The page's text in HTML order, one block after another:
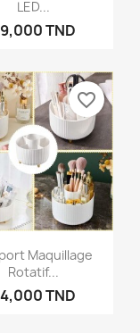
LED...
TND
Maquillage
Rotatif...
TND
favorite_border
×